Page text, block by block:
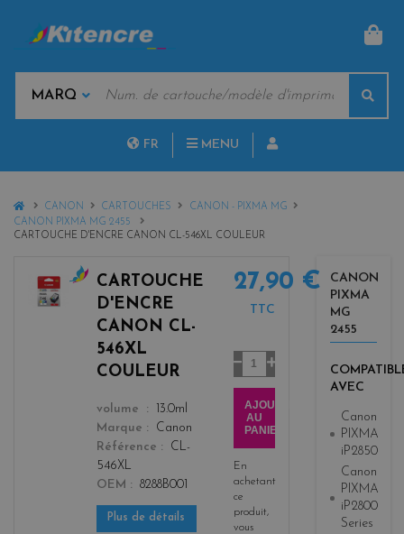
MARQUES
CLÉS
FR MENU
HOMECANON CARTOUCHES
CANON - PIXMA MG
CANON PIXMA MG 2455
CARTOUCHE D'ENCRE CANON CL-546XL COULEUR
CARTOUCHE
D'ENCRE
CANON CL-
546XL
COULEUR
color
volume
13.0ml
Marque
Canon
Référence
CL-
546XL
OEM
8288B001
Plus de détails
27,90 €
TTC
Quantité
AJOUTER
AU
PANIER
En
achetant
ce
produit,
vous
CANON
PIXMA
MG
2455
AVEC
Canon
PIXMA
iP2850
Canon
PIXMA
iP2800
Series